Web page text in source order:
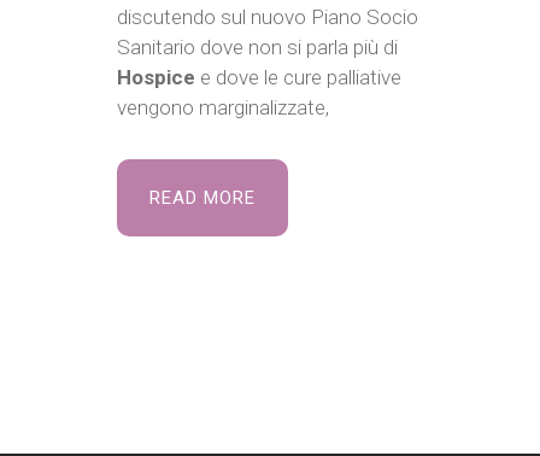
discutendo sul nuovo Piano Socio
Sanitario dove non si parla più di
Hospice e dove le cure palliative
vengono marginalizzate,
READ MORE